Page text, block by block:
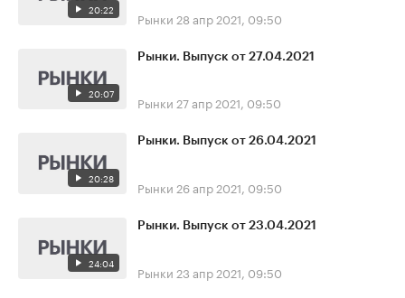
20:22 Рынки 28 апр 2021, 09:50
20:07
Рынки. Выпуск от 27.04.2021
Рынки 27 апр 2021, 09:50
20:28
Рынки. Выпуск от 26.04.2021
Рынки 26 апр 2021, 09:50
24:04
Рынки. Выпуск от 23.04.2021
Рынки 23 апр 2021, 09:50